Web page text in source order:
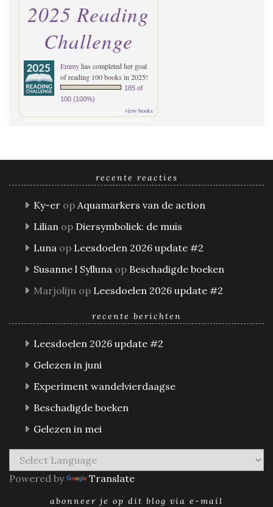
2025 Reading
Challenge
Emmyhas completed her goal
of reading 100 books in 2025!
185 of
100 (100%)
view books
recente reacties
Ky-er op Aquamarkers van de action
Lilian op Diersymboliek: de muis
Luna op Leesdoelen 2026 update #2
Susanne l Sylluna op Beschadigde boeken
Marjolijn op Leesdoelen 2026 update #2
recente berichten
Leesdoelen 2026 update #2
Gelezen in juni
Experiment wandelvierdaagse
Beschadigde boeken
Gelezen in mei
Powered by Translate
abonneer je op dit blog via e-mail